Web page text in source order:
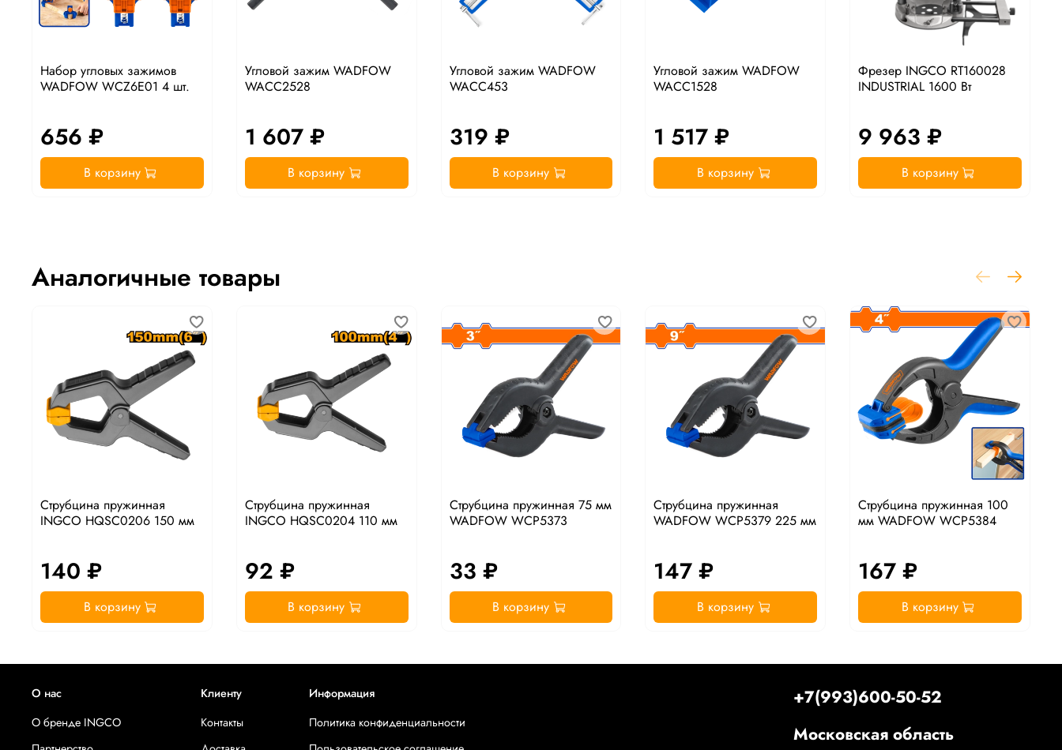
Набор угловых зажимов
WADFOW WCZ6E01 4 шт.
656 ₽
В корзину
Угловой зажим WADFOW
WACC2528
1 607 ₽
В корзину
Угловой зажим WADFOW
WACC453
319 ₽
В корзину
Угловой зажим WADFOW
WACC1528
1 517 ₽
В корзину
Фрезер INGCO RT160028
INDUSTRIAL 1600 Вт
9 963 ₽
В корзину
Аналогичные товары
Струбцина пружинная
INGCO HQSC0206 150 мм
140 ₽
В корзину
Струбцина пружинная
INGCO HQSC0204 110 мм
92 ₽
В корзину
Струбцина пружинная 75 мм
WADFOW WCP5373
33 ₽
В корзину
Струбцина пружинная
WADFOW WCP5379 225 мм
147 ₽
В корзину
Струбцина пружинная 100
мм WADFOW WCP5384
167 ₽
В корзину
О нас
О бренде INGCO
Клиенту
Контакты
Информация
Политика конфиденциальности
+7(993)600-50-52
Московская область